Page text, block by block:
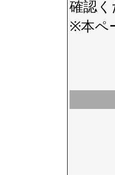
確認く
※本ペ